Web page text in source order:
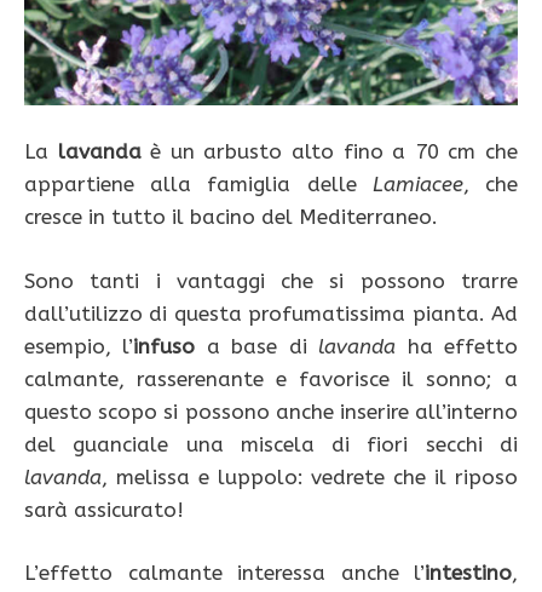
La lavandaè un arbusto alto fino a 70 cm che
appartiene alla famiglia delle Lamiacee, che
cresce in tutto il bacino del Mediterraneo.
Sono tanti i vantaggi che si possono trarre
dall’utilizzo di questa profumatissima pianta. Ad
esempio, l’infuso a base di lavanda ha effetto
calmante, rasserenante e favorisce il sonno; a
questo scopo si possono anche inserire all’interno
del guanciale una miscela di fiori secchi di
lavanda, melissa e luppolo: vedrete che il riposo
sarà assicurato!
L’effetto calmante interessa anche l’intestino,